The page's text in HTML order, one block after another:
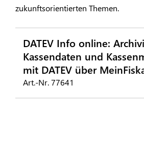
zukunftsorientierten Themen.
DATEV Info online:
Kassendaten und
mit DATEV über
Art.-Nr. 77641